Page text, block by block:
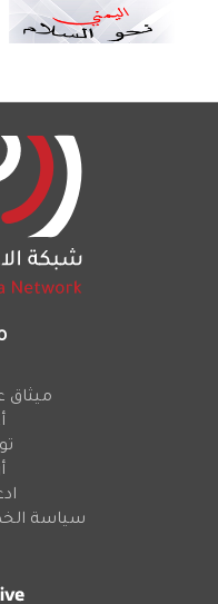
ميثاق
سياسة